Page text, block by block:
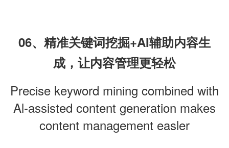
06、精准关键词挖掘+AI辅助内容生
成，让内容管理更轻松
Precise keyword mining combined with
Al-assisted content generation makes
content management easler